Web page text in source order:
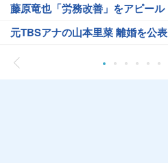
藤原竜也「労務改善」をアピール
元TBSアナの山本里菜 離婚を公表